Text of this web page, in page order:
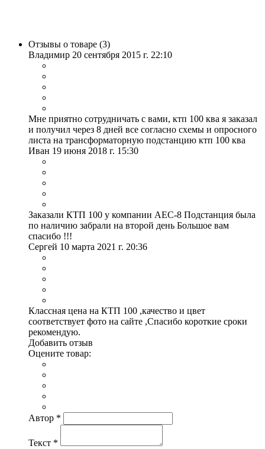
Отзывы о товаре (3)
Владимир 20 сентября 2015 г. 22:10
Мне приятно сотрудничать с вами, ктп 100 ква я заказал
и получил через 8 дней все согласно схемы и опросного
листа на трансформаторную подстанцию ктп 100 ква
Иван 19 июня 2018 г. 15:30
Заказали КТП 100 у компании АЕС-8 Подстанция была
по наличию забрали на второй день Большое вам
спасибо !!!
Сергей 10 марта 2021 г. 20:36
Классная цена на КТП 100 ,качество и цвет
соответствует фото на сайте ,Спасибо короткие сроки
рекомендую.
Добавить отзыв
Оцените товар:
Автор *
Текст *